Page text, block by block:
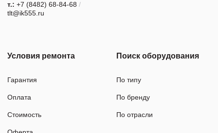
т.: +7 (8482) 68-84-68 /
tlt@ik555.ru
Условия ремонта
Гарантия
Оплата
Стоимость
Поиск оборудования
По типу
По бренду
По отрасли